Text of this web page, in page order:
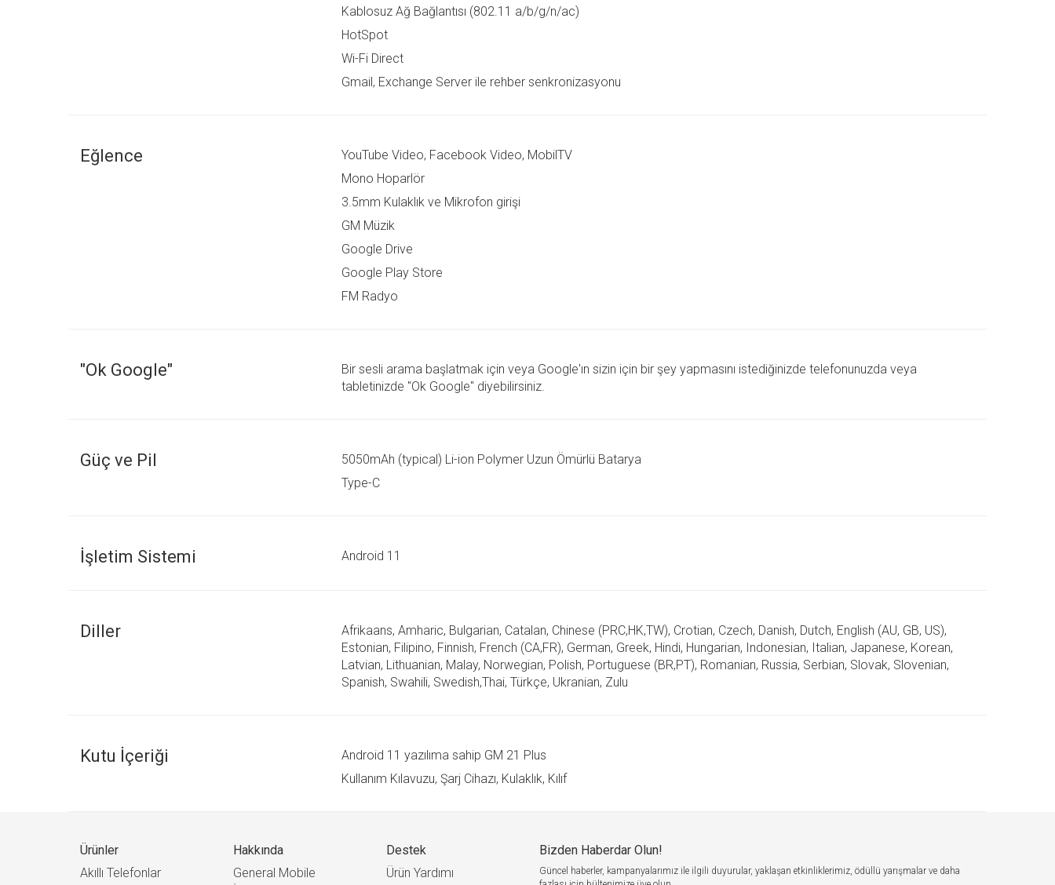
Kablosuz Ağ Bağlantısı (802.11 a/b/g/n/ac)
HotSpot
Wi-Fi Direct
Gmail, Exchange Server ile rehber senkronizasyonu
Eğlence
YouTube Video, Facebook Video, MobilTV
Mono Hoparlör
3.5mm Kulaklık ve Mikrofon girişi
GM Müzik
Google Drive
Google Play Store
FM Radyo
"Ok Google"
Bir sesli arama başlatmak için veya Google'ın sizin için bir şey yapmasını istediğinizde telefonunuzda veya
tabletinizde "Ok Google" diyebilirsiniz.
Güç ve Pil
5050mAh (typical) Li-ion Polymer Uzun Ömürlü Batarya
Type-C
İşletim Sistemi Android 11
Diller
Afrikaans, Amharic, Bulgarian, Catalan, Chinese (PRC,HK,TW), Crotian, Czech, Danish, Dutch, English (AU, GB, US),
Estonian, Filipino, Finnish, French (CA,FR), German, Greek, Hindi, Hungarian, Indonesian, Italian, Japanese, Korean,
Latvian, Lithuanian, Malay, Norwegian, Polish, Portuguese (BR,PT), Romanian, Russia, Serbian, Slovak, Slovenian,
Spanish, Swahili, Swedish,Thai, Türkçe, Ukranian, Zulu
Kutu İçeriği
Android 11 yazılıma sahip GM 21 Plus
Kullanım Kılavuzu, Şarj Cihazı, Kulaklık, Kılıf
Ürünler
Akıllı Telefonlar
Hakkında
General Mobile
Destek
Ürün Yardımı
Bizden Haberdar Olun!
Güncel haberler, kampanyalarımız ile ilgili duyurular, yaklaşan etkinliklerimiz, ödüllü yarışmalar ve daha